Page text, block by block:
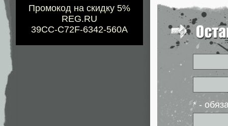
Промокод на скидку 5%
REG.RU
39CC-C72F-6342-560A
* -